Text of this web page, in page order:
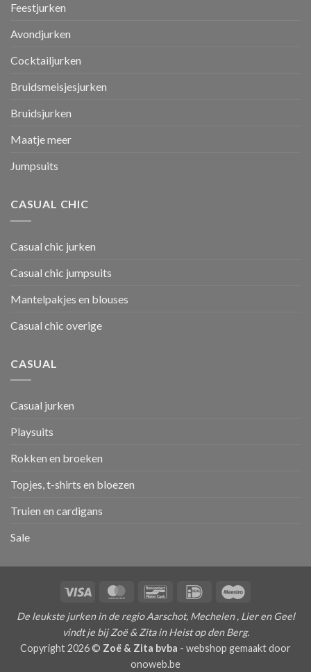
Feestjurken
Avondjurken
Cocktailjurken
Bruidsmeisjesjurken
Bruidsjurken
Maatje meer
Jumpsuits
CASUAL CHIC
Casual chic jurken
Casual chic jumpsuits
Mantelpakjes en blouses
Casual chic overige
CASUAL
Casual jurken
Playsuits
Rokken en broeken
Topjes, t-shirts en bloezen
Truien en cardigans
Sale
Visa MasterCardBancontactIDeal
De leukste jurken in de regio Aarschot, Mechelen , Lier en Geel
vindt je bij Zoë & Zita in Heist op den Berg.
Copyright 2026 © Zoë & Zita bvba - webshop gemaakt door
onoweb.be